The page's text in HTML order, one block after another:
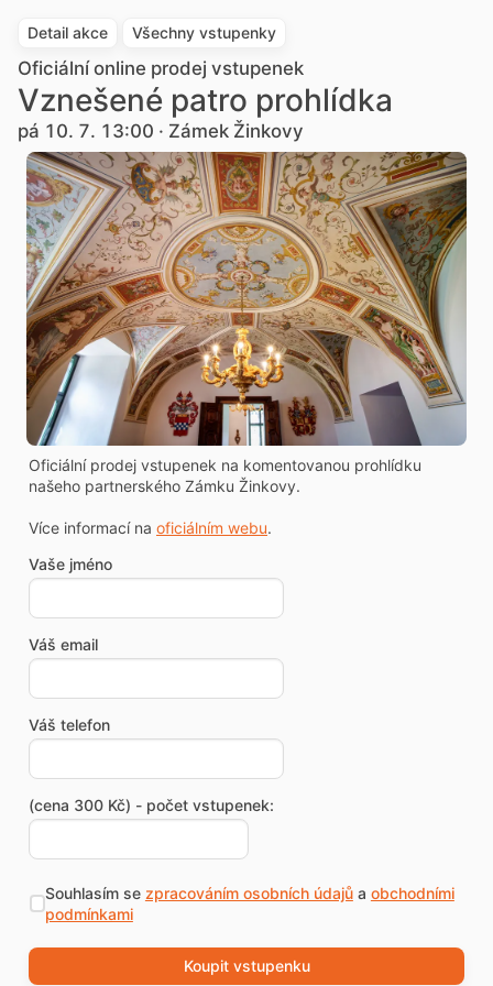
Detail akce Všechny vstupenky
Oficiální online prodej vstupenek
Vznešené patro prohlídka
pá 10. 7. 13:00 · Zámek Žinkovy
Oficiální prodej vstupenek na komentovanou prohlídku
našeho partnerského Zámku Žinkovy.
Více informací na oficiálním webu.
Vaše jméno
Váš email
Váš telefon
(cena 300 Kč) - počet vstupenek:
Souhlasím se zpracováním osobních údajůa obchodními
podmínkami
Koupit vstupenku